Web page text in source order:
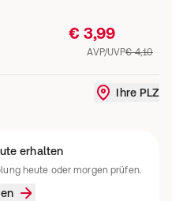
€ 3,99
AVP/UVP€ 4,10
Ihre PLZ
erhalten
heute oder morgen prüfen.